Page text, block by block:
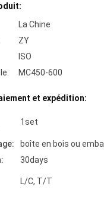
La Chine
ZY
ISO
MC450-600
et expédition:
1set
boîte en bois ou
30days
L/C, T/T